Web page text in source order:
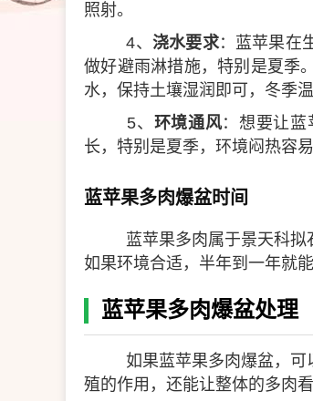
照射。
4、 浇水要求：蓝苹果在
做好避雨淋措施，特别是夏季
水，保持土壤湿润即可，冬季
5、 环境通风：想要让蓝
长，特别是夏季，环境闷热容
蓝苹果多肉爆盆时间
蓝苹果多肉属于景天科拟
如果环境合适，半年到一年就能
蓝苹果多肉爆盆处理
如果蓝苹果多肉爆盆，
殖的作用，还能让整体的多肉